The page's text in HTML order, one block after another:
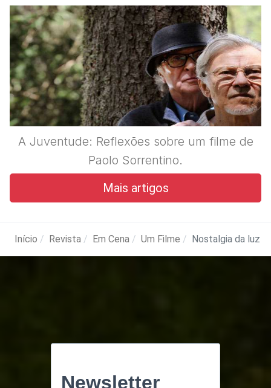
A Juventude: Reflexões sobre um filme de
Paolo Sorrentino.
Mais artigos
Início Revista Em Cena Um Filme Nostalgia da luz